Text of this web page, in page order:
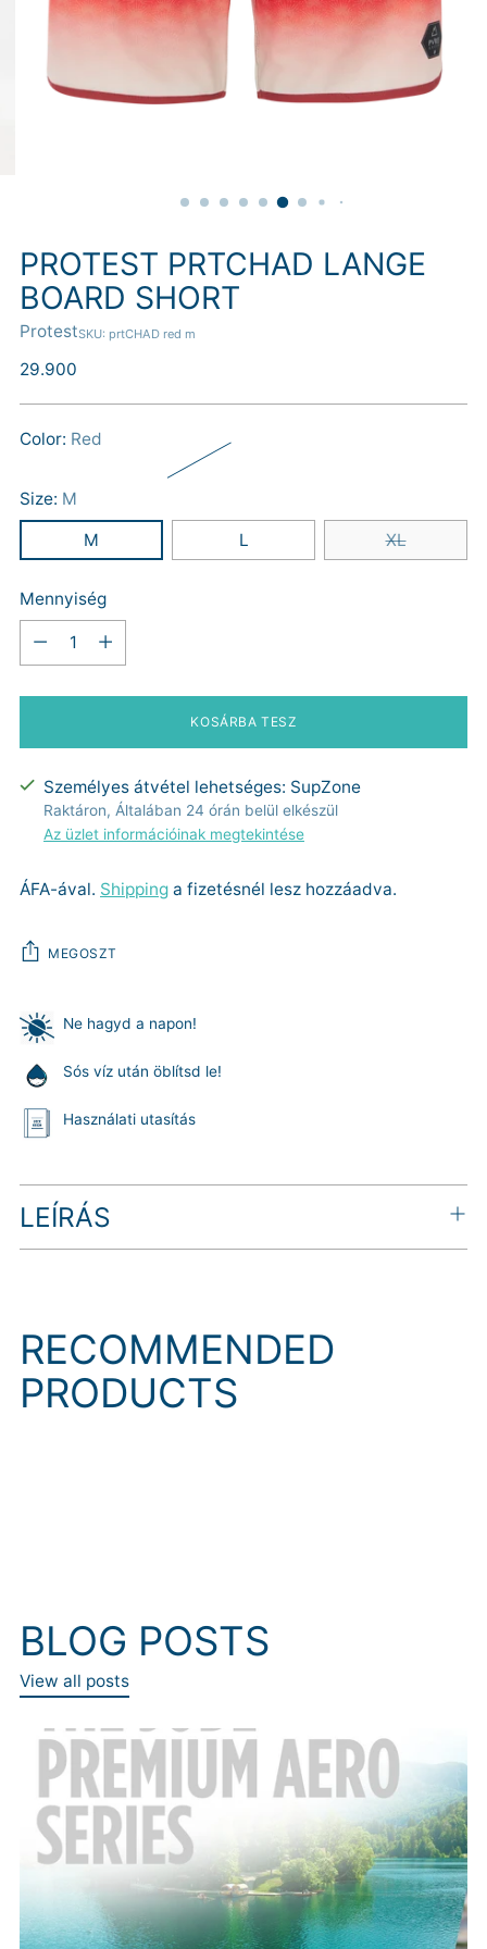
PROTEST PRTCHAD LANGE
BOARD SHORT
ProtestSKU: prtCHAD red m
Normál
29.900
Color: Red
Size: M
M
L XL
Mennyiség
Mennyiség
KOSÁRBA TESZ
Személyes átvétel lehetséges: SupZone
Raktáron, Általában 24 órán belül elkészül
Az üzlet információinak megtekintése
ÁFA-ával. Shipping a fizetésnél lesz hozzáadva.
MEGOSZT
Ne hagyd a napon!
Sós víz után öblítsd le!
Használati utasítás
Termék
hozzáadása
LEÍRÁS
RECOMMENDED
PRODUCTS
BLOG POSTS
View all posts